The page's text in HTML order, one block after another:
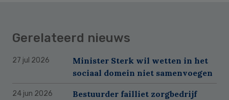
Gerelateerd nieuws
27 jul 2026
Minister Sterk wil wetten in het
sociaal domein niet samenvoegen
24 jun 2026
Bestuurder failliet zorgbedrijf